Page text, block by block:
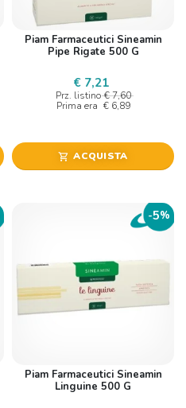
Piam Farmaceutici Sineamin
Pipe Rigate 500 G
€ 7,21
Prz. listino € 7,60
Prima era € 6,89
shopping_cart ACQUISTA
-5%
Piam Farmaceutici Sineamin
Linguine 500 G